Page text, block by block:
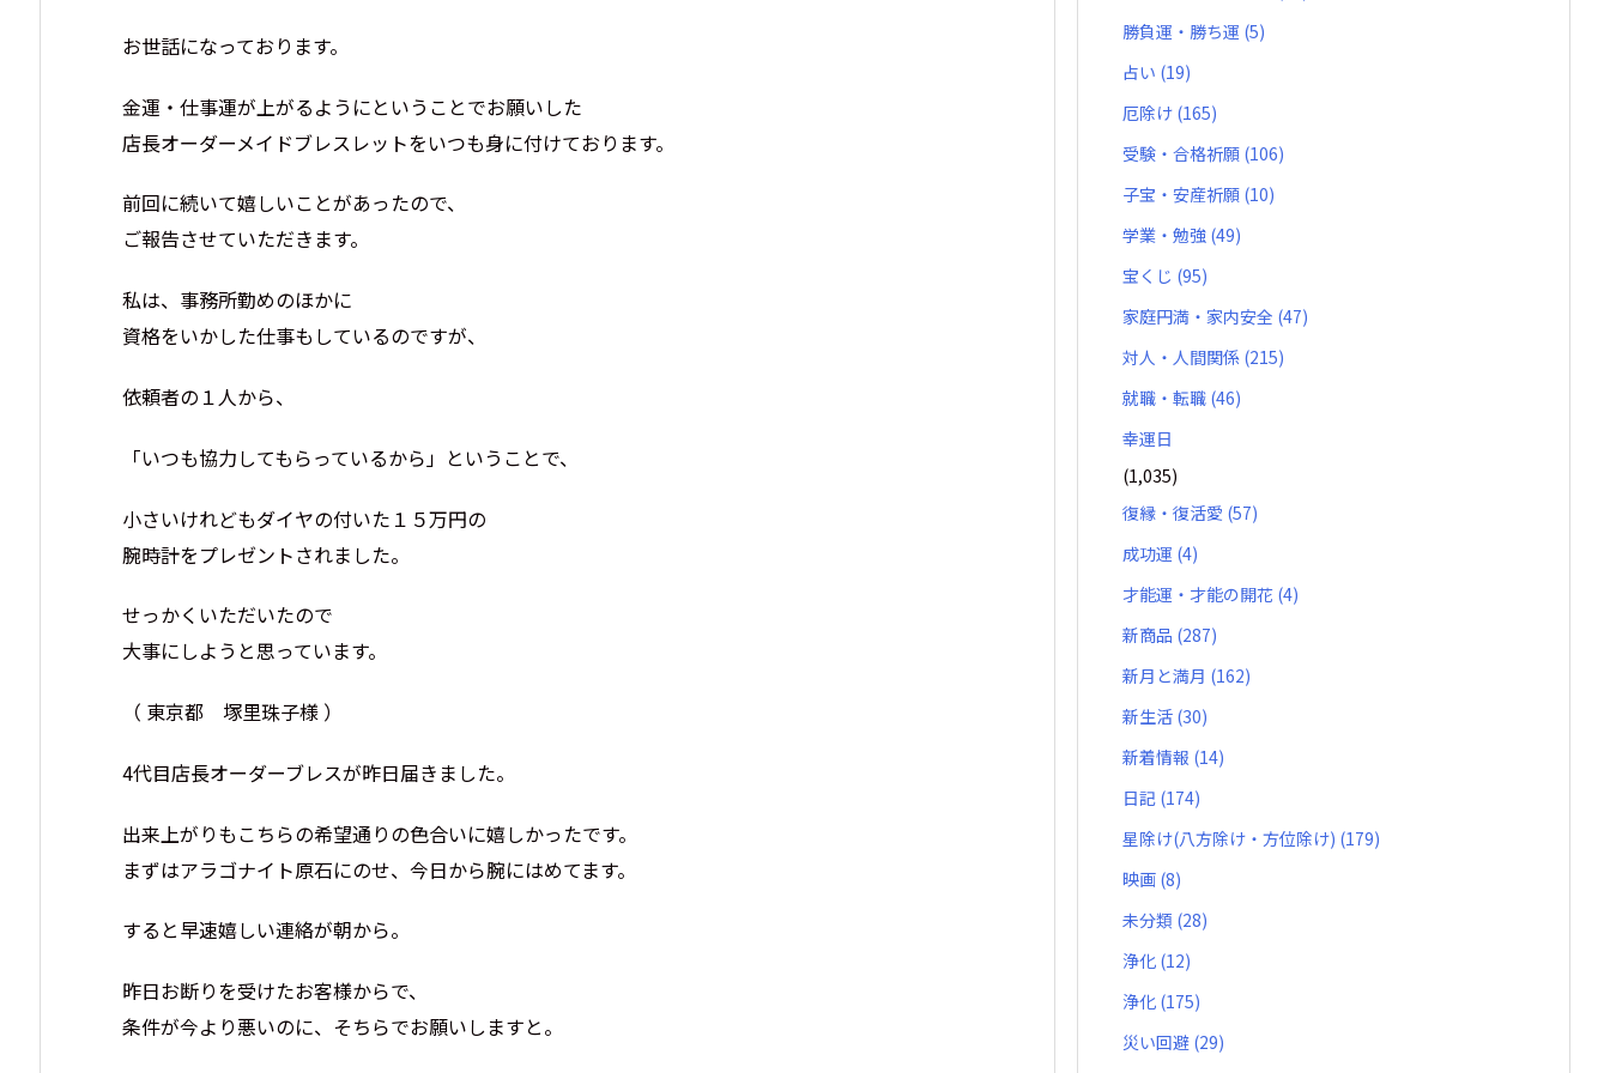
お世話になっております。
金運・仕事運が上がるようにということでお願いした
店長オーダーメイドブレスレットをいつも身に付けております。
前回に続いて嬉しいことがあったので、
ご報告させていただきます。
私は、事務所勤めのほかに
資格をいかした仕事もしているのですが、
依頼者の１人から、
「いつも協力してもらっているから」ということで、
小さいけれどもダイヤの付いた１５万円の
腕時計をプレゼントされました。
せっかくいただいたので
大事にしようと思っています。
（ 東京都 塚里珠子様 ）
4代目店長オーダーブレスが昨日届きました。
出来上がりもこちらの希望通りの色合いに嬉しかったです。
まずはアラゴナイト原石にのせ、今日から腕にはめてます。
すると早速嬉しい連絡が朝から。
昨日お断りを受けたお客様からで、
条件が今より悪いのに、そちらでお願いしますと。
勝負運・勝ち運 (5)
占い (19)
厄除け (165)
受験・合格祈願 (106)
子宝・安産祈願 (10)
学業・勉強 (49)
宝くじ (95)
家庭円満・家内安全 (47)
対人・人間関係 (215)
就職・転職 (46)
幸運日
(1,035)
復縁・復活愛 (57)
成功運 (4)
才能運・才能の開花 (4)
新商品 (287)
新月と満月 (162)
新生活 (30)
新着情報 (14)
日記 (174)
星除け(八方除け・方位除け) (179)
映画 (8)
未分類 (28)
浄化 (12)
浄化 (175)
災い回避 (29)